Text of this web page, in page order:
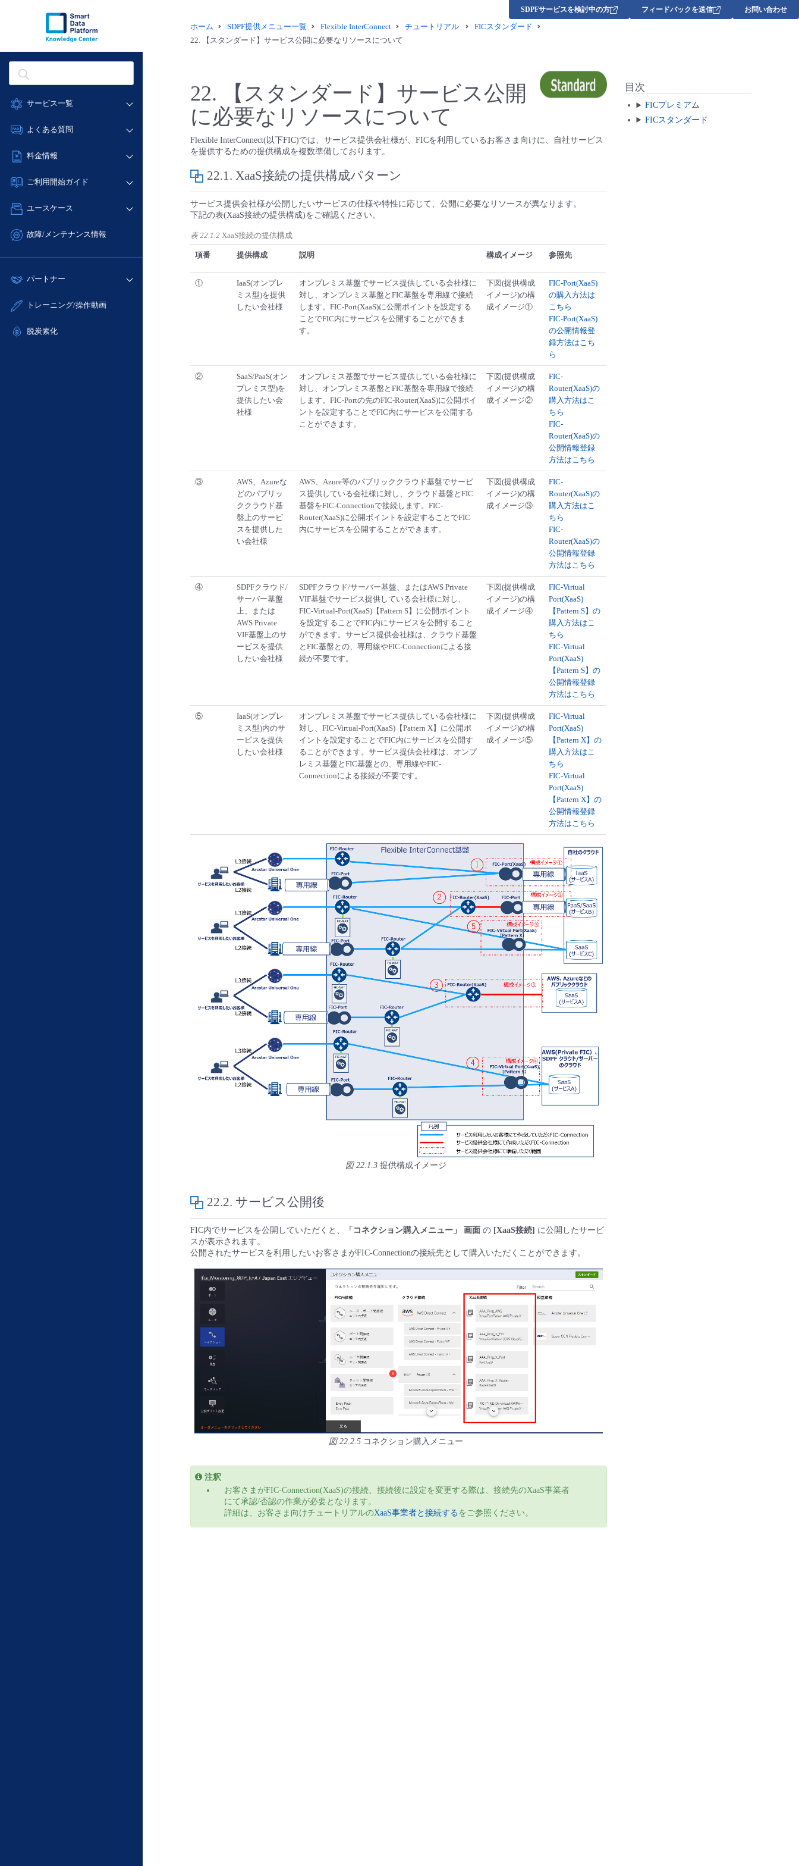
サービス一覧
データ利活用
ネットワーク
IoT
サポート
管理機能
よくある質問
データ利活用
ネットワーク
IoT
サポート
管理機能
すべてのメニューを見る
料金情報
料金シミュレーター
クラウド/サーバー
ネットワーク
サポート
すべてのメニューを見る
ご利用開始ガイド
■ 管理機能
- 初期設定・確認
- ユーザー機能の管理
- APIリファレンス
ユースケース
- バックアップ
- IoT
- ITインフラストラクチャー
故障/メンテナンス情報
サービス稼働状況
故障/メンテナンス履歴
定期メンテナンス
パートナー
販売パートナー向けプログラム
トレーニング/操作動画
脱炭素化
SDPFサービスを検討中の方 フィードバックを送信 お問い合わせ
ホーム SDPF提供メニュー一覧 Flexible InterConnect チュートリアル
FICスタンダード
22.
【スタンダード】サービス公開に必要なリソースについて
22.
【スタンダード】サービス公開
に必要なリソースについて
Flexible InterConnect(以下FIC)では、サービス提供会社様が、FICを利用しているお客さま向けに、自社サービス
を提供するための提供構成を複数準備しております。
22.1. XaaS接続の提供構成パターン
サービス提供会社様が公開したいサービスの仕様や特性に応じて、公開に必要なリソースが異なります。
下記の表(XaaS接続の提供構成)をご確認ください。
表 22.1.2 XaaS接続の提供構成
項番 提供構成 説明 構成イメージ 参照先
①
IaaS(オンプレ
ミス型)を提供
したい会社様
オンプレミス基盤でサービス提供している会社様に
対し、オンプレミス基盤とFIC基盤を専用線で接続
します。FIC-Port(XaaS)に公開ポイントを設定する
ことでFIC内にサービスを公開することができま
す。
下図(提供構成
イメージ)の構
成イメージ①
FIC-Port(XaaS)
の購入方法は
こちら
FIC-Port(XaaS)
の公開情報登
録方法はこち
ら
②
SaaS/PaaS(オン
プレミス型)を
提供したい会
社様
オンプレミス基盤でサービス提供している会社様に
対し、オンプレミス基盤とFIC基盤を専用線で接続
します。FIC-Portの先のFIC-Router(XaaS)に公開ポイ
ントを設定することでFIC内にサービスを公開する
ことができます。
下図(提供構成
イメージ)の構
成イメージ②
FIC-
Router(XaaS)の
購入方法はこ
ちら
FIC-
Router(XaaS)の
公開情報登録
方法はこちら
③
AWS、Azureな
どのパブリッ
ククラウド基
盤上のサービ
スを提供した
い会社様
AWS、Azure等のパブリッククラウド基盤でサービ
ス提供している会社様に対し、クラウド基盤とFIC
基盤をFIC-Connectionで接続します。FIC-
Router(XaaS)に公開ポイントを設定することでFIC
内にサービスを公開することができます。
下図(提供構成
イメージ)の構
成イメージ③
FIC-
Router(XaaS)の
購入方法はこ
ちら
FIC-
Router(XaaS)の
公開情報登録
方法はこちら
④
SDPFクラウド/
サーバー基盤
上、または
AWS Private
VIF基盤上のサ
ービスを提供
したい会社様
SDPFクラウド/サーバー基盤、またはAWS Private
VIF基盤でサービス提供している会社様に対し、
FIC-Virtual-Port(XaaS)【Pattern S】に公開ポイント
を設定することでFIC内にサービスを公開すること
ができます。サービス提供会社様は、クラウド基盤
とFIC基盤との、専用線やFIC-Connectionによる接
続が不要です。
下図(提供構成
イメージ)の構
成イメージ④
FIC-Virtual
Port(XaaS)
【Pattern S】の
購入方法はこ
ちら
FIC-Virtual
Port(XaaS)
【Pattern S】の
公開情報登録
方法はこちら
⑤
IaaS(オンプレ
ミス型)内のサ
ービスを提供
したい会社様
オンプレミス基盤でサービス提供している会社様に
対し、FIC-Virtual-Port(XaaS)【Pattern X】に公開ポ
イントを設定することでFIC内にサービスを公開す
ることができます。サービス提供会社様は、オンプ
レミス基盤とFIC基盤との、専用線やFIC-
Connectionによる接続が不要です。
下図(提供構成
イメージ)の構
成イメージ⑤
FIC-Virtual
Port(XaaS)
【Pattern X】の
購入方法はこ
ちら
FIC-Virtual
Port(XaaS)
【Pattern X】の
公開情報登録
方法はこちら
図 22.1.3 提供構成イメージ
22.2. サービス公開後
FIC内でサービスを公開していただくと、 「コネクション購入メニュー」 画面 の [XaaS接続] に公開したサービ
スが表示されます。
公開されたサービスを利用したいお客さまがFIC-Connectionの接続先として購入いただくことができます。
図 22.2.5 コネクション購入メニュー
注釈
お客さまがFIC-Connection(XaaS)の接続、接続後に設定を変更する際は、接続先のXaaS事業者
にて承認/否認の作業が必要となります。
詳細は、お客さま向けチュートリアルのXaaS事業者と接続する をご参照ください。
目次
FICプレミアム
FICスタンダード